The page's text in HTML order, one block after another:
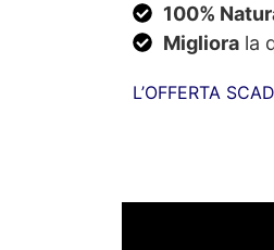
100%
Migliorala
L’OFFERTA